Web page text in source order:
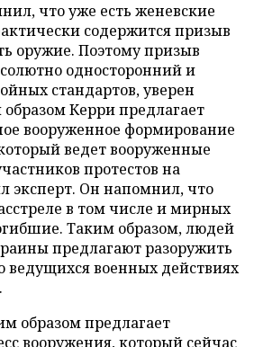
что уже есть женевские
содержится призыв
оружие. Поэтому призыв
односторонний и
стандартов, уверен
Керри предлагает
вооруженное формирование
ведет вооруженные
протестов на
эксперт. Он напомнил, что
в том числе и мирных
Таким образом, людей
предлагают разоружить
ведущихся военных действиях
образом предлагает
вооружения, который сейчас